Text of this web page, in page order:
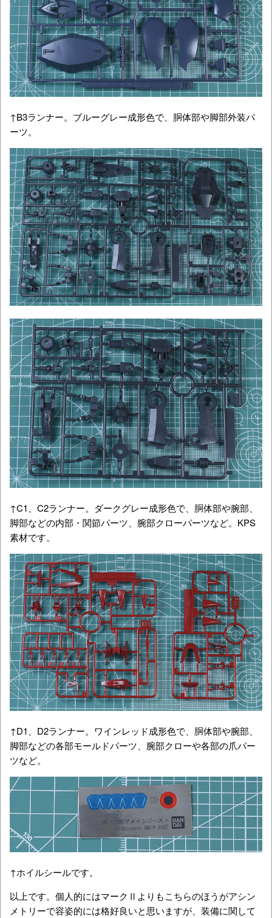
↑B3ランナー。ブルーグレー成形色で、胴体部や脚部外装パ
ーツ。
↑C1、C2ランナー。ダークグレー成形色で、胴体部や腕部、
脚部などの内部・関節パーツ、腕部クローパーツなど。KPS
素材です。
↑D1、D2ランナー。ワインレッド成形色で、胴体部や腕部、
脚部などの各部モールドパーツ、腕部クローや各部の爪パー
ツなど。
↑ホイルシールです。
以上です。個人的にはマークⅡよりもこちらのほうがアシン
メトリーで容姿的には格好良いと思いますが、装備に関して